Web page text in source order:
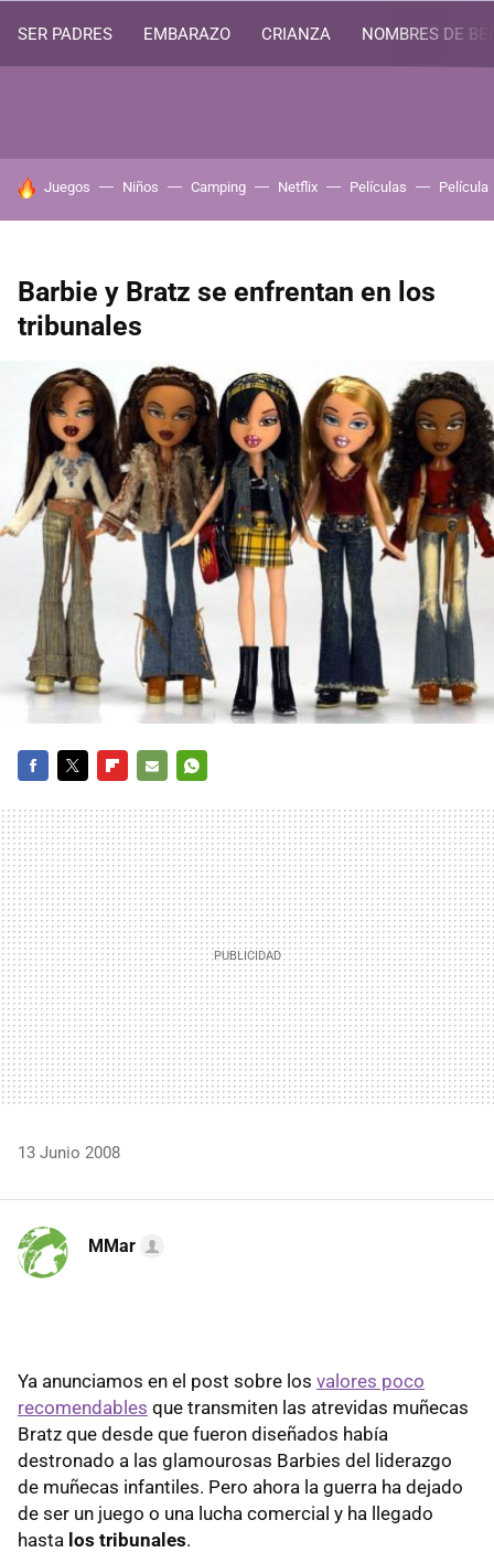
SER PADRES EMBARAZO CRIANZA NOMBRES DE
HOY SE HABLA DE
Juegos Niños Camping Netflix Películas Película
Barbie y Bratz se enfrentan en los
tribunales
MAIL
13 Junio 2008
MMar
Ya anunciamos en el post sobre los valores poco
recomendables que transmiten las atrevidas muñecas
Bratz que desde que fueron diseñados había
destronado a las glamourosas Barbies del liderazgo
de muñecas infantiles. Pero ahora la guerra ha dejado
de ser un juego o una lucha comercial y ha llegado
hasta los tribunales.